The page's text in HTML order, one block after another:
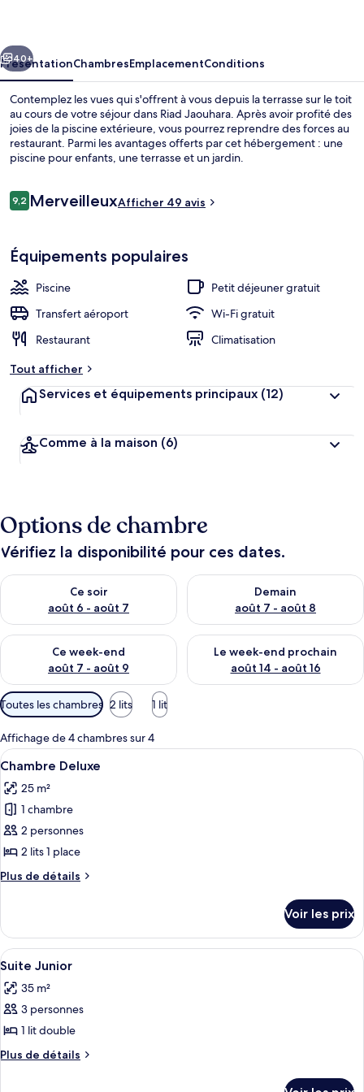
Suivant
40+
PrésentationChambresEmplacementConditions
Contemplez les vues qui s'offrent à vous depuis la terrasse sur le toit
au cours de votre séjour dans Riad Jaouhara. Après avoir profité des
joies de la piscine extérieure, vous pourrez reprendre des forces au
restaurant. Parmi les avantages offerts par cet hébergement : une
piscine pour enfants, une terrasse et un jardin.
Avis
voyageurs
9,29,2 sur 10
MerveilleuxAfficher 49 avis
Équipements populaires
Piscine
Petit déjeuner gratuit
Transfert aéroport
Wi-Fi gratuit
Restaurant
Climatisation
Tout afficher
Services et équipements principaux (12)
Comme à la maison (6)
Options de chambre
Vérifiez la disponibilité pour ces dates.
Ce soir
août 6 - août 7
Vérifier la disponibilité pour ce soir août 6 - août 7
Demain
août 7 - août 8
Vérifier la disponibilité pour
Ce week-end
août 7 - août 9
Vérifier la disponibilité pour ce week-end août 7 - août 9
Le week-end prochain
août 14 - août 16
Vérifier la disponibilité pour
Filtres
disponibles
pour
les
chambres
Toutes les chambres 2 lits 1 lit
Affichage de 4 chambres sur 4
Afficher
toutes
les
photos
pour
ce
type
de
Chambre
Deluxe
Une chambre d’hôtel avec deux lits,
5
Chambre Deluxe
25 m²
1 chambre
2 personnes
2 lits 1 place
Plus de détails
Plus
le
type
de
Chambre
Deluxe
Voir les prix
Afficher
toutes
les
photos
pour
ce
Une pièce avec un sol à carreaux,
5
Suite Junior
35 m²
3 personnes
1 lit double
Plus de détails
Plus